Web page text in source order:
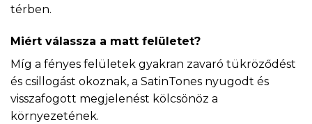
térben.
Miért válassza a matt felületet?
Míg a fényes felületek gyakran zavaró tükröződést
és csillogást okoznak, a SatinTones nyugodt és
visszafogott megjelenést kölcsönöz a
környezetének.